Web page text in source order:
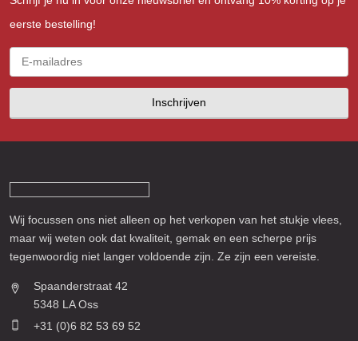
eerste bestelling!
Inschrijven
Wij focussen ons niet alleen op het verkopen van het stukje vlees,
maar wij weten ook dat kwaliteit, gemak en een scherpe prijs
tegenwoordig niet langer voldoende zijn. Ze zijn een vereiste.
Spaanderstraat 42
5348 LA Oss
+31 (0)6 82 53 69 52